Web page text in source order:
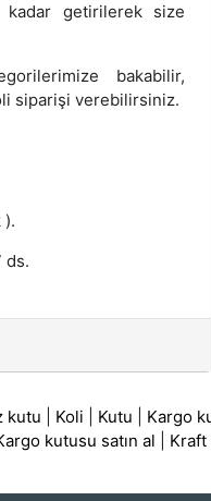
kadar getirilerek size
bakabilir,
siparişi verebilirsiniz.
).
ds.
kutu Koli Kutu Kargo
kutusu satın al Kraft